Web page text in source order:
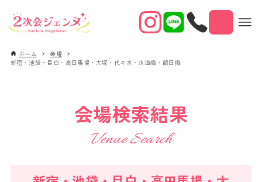
ホーム
会場
新宿・池袋・目白・高田馬場・大塚・代々木・水道橋・飯田橋
会場検索結果
Venue Search